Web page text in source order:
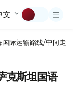
文
国际运输路线/中间走廊
克斯坦国语